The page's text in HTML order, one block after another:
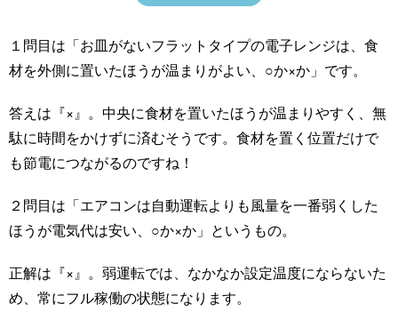
１問目は「お皿がないフラットタイプの電子レンジは、食
材を外側に置いたほうが温まりがよい、○か×か」です。
答えは『×』。中央に食材を置いたほうが温まりやすく、無
駄に時間をかけずに済むそうです。食材を置く位置だけで
も節電につながるのですね！
２問目は「エアコンは自動運転よりも風量を一番弱くした
ほうが電気代は安い、○か×か」というもの。
正解は『×』。弱運転では、なかなか設定温度にならないた
め、常にフル稼働の状態になります。